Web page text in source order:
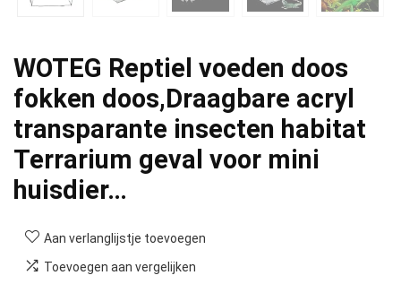
WOTEG Reptiel voeden doos
fokken doos,Draagbare acryl
transparante insecten habitat
Terrarium geval voor mini
huisdier…
Aan verlanglijstje toevoegen
Toevoegen aan vergelijken